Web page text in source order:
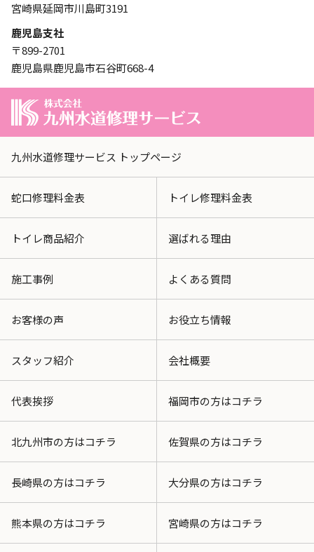
宮崎県延岡市川島町3191
鹿児島支社
〒899-2701
鹿児島県鹿児島市石谷町668-4
九州水道修理サービス トップページ
蛇口修理料金表 トイレ修理料金表
トイレ商品紹介 選ばれる理由
施工事例 よくある質問
お客様の声 お役立ち情報
スタッフ紹介 会社概要
代表挨拶 福岡市の方はコチラ
北九州市の方はコチラ 佐賀県の方はコチラ
長崎県の方はコチラ 大分県の方はコチラ
熊本県の方はコチラ 宮崎県の方はコチラ